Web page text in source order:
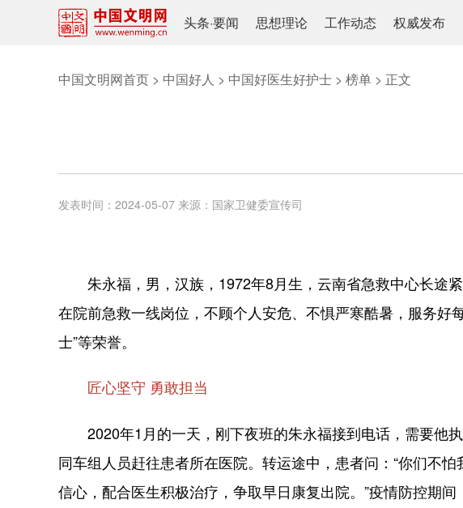
头条·要闻 思想理论 工作动态 权威发布
中国文明网首页 > 中国好人 > 中国好医生好护士 > 榜单 > 正文
发表时间： 2024-05-07 来源： 国家卫健委宣传司
朱永福，男，汉族，1972年8月生，云南省急救中心长途
在院前急救一线岗位，不顾个人安危、不惧严寒酷暑，服务好
士”等荣誉。
匠心坚守 勇敢担当
2020年1月的一天，刚下夜班的朱永福接到电话，需要他
同车组人员赶往患者所在医院。转运途中，患者问：“你们不
信心，配合医生积极治疗，争取早日康复出院。”疫情防控期